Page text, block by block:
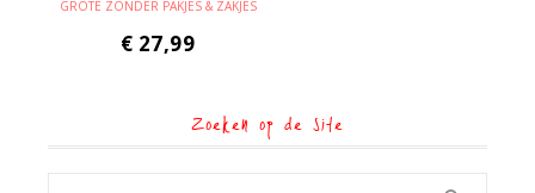
GROTE ZÓNDER PAKJES & ZAKJES
€ 27,99
Zoeken op de site